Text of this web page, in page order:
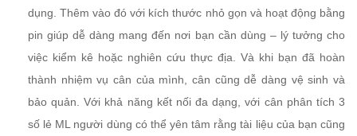
dụng. Thêm vào đó với kích thước nhỏ gọn và hoạt động bằng
pin giúp dễ dàng mang đến nơi bạn cần dùng – lý tưởng cho
việc kiểm kê hoặc nghiên cứu thực địa. Và khi bạn đã hoàn
thành nhiệm vụ cân của mình, cân cũng dễ dàng vệ sinh và
bảo quản. Với khả năng kết nối đa dạng, với cân phân tích 3
số lẻ ML người dùng có thể yên tâm rằng tài liệu của bạn cũng